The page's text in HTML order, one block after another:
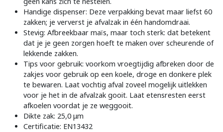
Handige dispenser: Deze verpakking bevat maar liefst 60
zakken; je ververst je afvalzak in één handomdraai.
Stevig: Afbreekbaar maïs, maar toch sterk: dat betekent
dat je je geen zorgen hoeft te maken over scheurende of
lekkende zakken.
Tips voor gebruik: voorkom vroegtijdig afbreken door de
zakjes voor gebruik op een koele, droge en donkere plek
te bewaren. Laat vochtig afval zoveel mogelijk uitlekken
voor je het in de afvalzak gooit. Laat etensresten eerst
afkoelen voordat je ze weggooit.
Dikte zak: 25,0 μm
Certificatie: EN13432